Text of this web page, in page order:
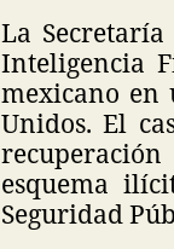
La
Inteligencia
mexicano en
Unidos. El
esquema
Seguridad